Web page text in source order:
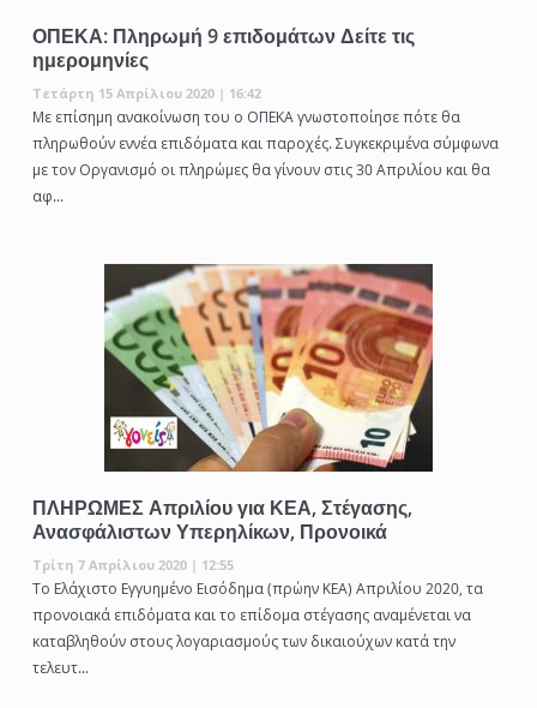
ΟΠΕΚΑ: Πληρωμή 9 επιδομάτων Δείτε τις
ημερομηνίες
Τετάρτη 15 Απρίλιου 2020 | 16:42
Με επίσημη ανακοίνωση του ο ΟΠΕΚΑ γνωστοποίησε πότε θα
πληρωθούν εννέα επιδόματα και παροχές. Συγκεκριμένα σύμφωνα
με τον Οργανισμό οι πληρώμες θα γίνουν στις 30 Απριλίου και θα
αφ...
ΠΛΗΡΩΜΕΣ Απριλίου για ΚΕΑ, Στέγασης,
Ανασφάλιστων Υπερηλίκων, Προνοικά
Τρίτη 7 Απρίλιου 2020 | 12:55
Το Ελάχιστο Εγγυημένο Εισόδημα (πρώην ΚΕΑ) Απριλίου 2020, τα
προνοιακά επιδόματα και το επίδομα στέγασης αναμένεται να
καταβληθούν στους λογαριασμούς των δικαιούχων κατά την
τελευτ...